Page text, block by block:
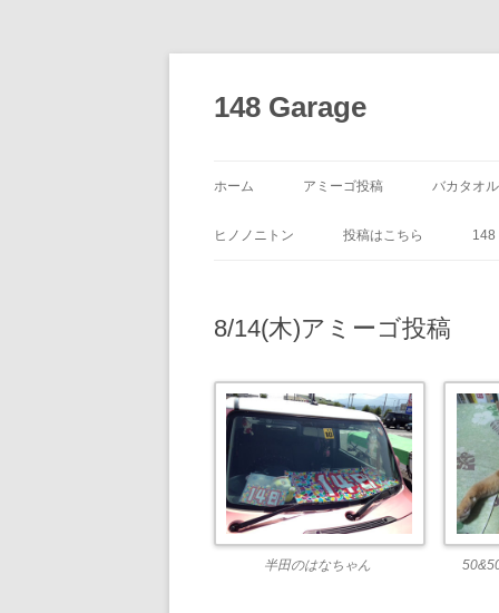
ン
ツ
ッ
148 Garage
ホーム アミーゴ投稿 バカタオ
ヒノノニトン 投稿はこちら
8/14(木)アミーゴ投稿
半田のはなちゃん